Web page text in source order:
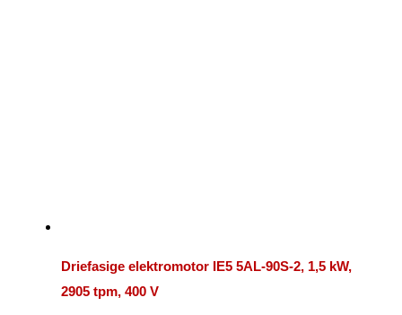
Driefasige elektromotor IE5 5AL-90S-2, 1,5 kW,
2905 tpm, 400 V